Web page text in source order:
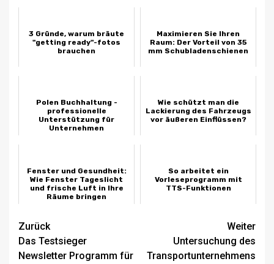
3 Gründe, warum bräute
"getting ready"-fotos
brauchen
Maximieren Sie Ihren
Raum: Der Vorteil von 35
mm Schubladenschienen
Polen Buchhaltung -
professionelle
Unterstützung für
Unternehmen
Wie schützt man die
Lackierung des Fahrzeugs
vor äußeren Einflüssen?
Fenster und Gesundheit:
Wie Fenster Tageslicht
und frische Luft in Ihre
Räume bringen
So arbeitet ein
Vorleseprogramm mit
TTS-Funktionen
Beitragsnavigation
Zurück
Das Testsieger
Newsletter Programm für
Weiter
Untersuchung des
Transportunternehmens